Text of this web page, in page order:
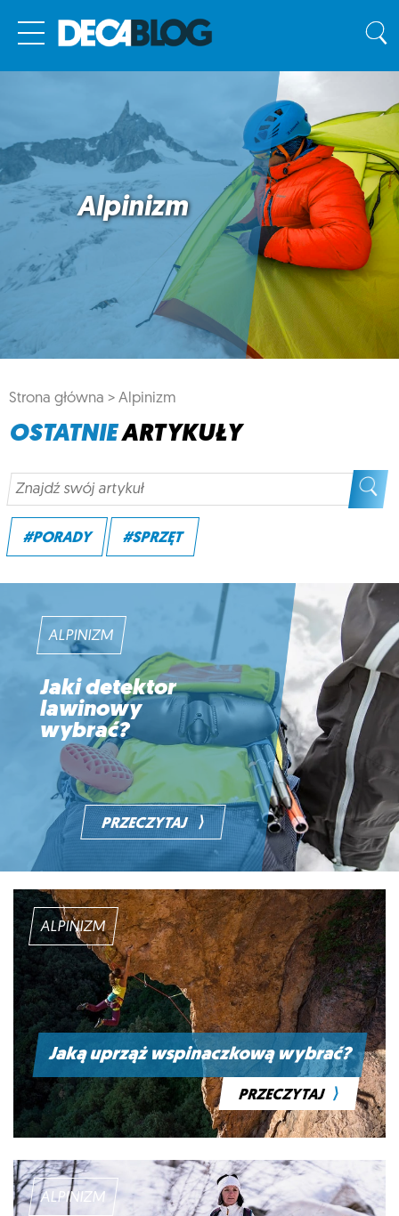
Alpinizm
Strona główna > Alpinizm
OSTATNIEARTYKUŁY
#PORADY #SPRZĘT
ALPINIZM
Jaki detektor
lawinowy
wybrać?
PRZECZYTAJ ⟩
ALPINIZM
Jaką uprząż wspinaczkową wybrać?
PRZECZYTAJ ⟩
ALPINIZM